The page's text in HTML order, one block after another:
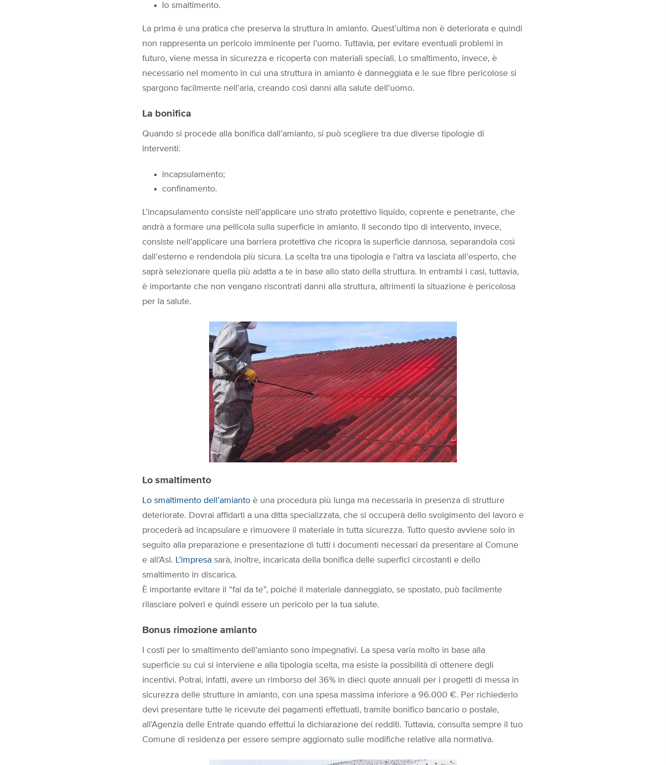
lo smaltimento.
La prima è una pratica che preserva la struttura in amianto. Quest’ultima non è deteriorata e quindi
non rappresenta un pericolo imminente per l’uomo. Tuttavia, per evitare eventuali problemi in
futuro, viene messa in sicurezza e ricoperta con materiali speciali. Lo smaltimento, invece, è
necessario nel momento in cui una struttura in amianto è danneggiata e le sue fibre pericolose si
spargono facilmente nell’aria, creando così danni alla salute dell’uomo.
La bonifica
Quando si procede alla bonifica dall’amianto, si può scegliere tra due diverse tipologie di
interventi:
incapsulamento;
confinamento.
L’incapsulamento consiste nell’applicare uno strato protettivo liquido, coprente e penetrante, che
andrà a formare una pellicola sulla superficie in amianto. Il secondo tipo di intervento, invece,
consiste nell’applicare una barriera protettiva che ricopra la superficie dannosa, separandola così
dall’esterno e rendendola più sicura. La scelta tra una tipologia e l’altra va lasciata all’esperto, che
saprà selezionare quella più adatta a te in base allo stato della struttura. In entrambi i casi, tuttavia,
è importante che non vengano riscontrati danni alla struttura, altrimenti la situazione è pericolosa
per la salute.
Lo smaltimento
Lo smaltimento dell’amianto è una procedura più lunga ma necessaria in presenza di strutture
deteriorate. Dovrai affidarti a una ditta specializzata, che si occuperà dello svolgimento del lavoro e
procederà ad incapsulare e rimuovere il materiale in tutta sicurezza. Tutto questo avviene solo in
seguito alla preparazione e presentazione di tutti i documenti necessari da presentare al Comune
e all’Asl. L’impresa sarà, inoltre, incaricata della bonifica delle superfici circostanti e dello
smaltimento in discarica.
È importante evitare il “fai da te”, poiché il materiale danneggiato, se spostato, può facilmente
rilasciare polveri e quindi essere un pericolo per la tua salute.
Bonus rimozione amianto
I costi per lo smaltimento dell’amianto sono impegnativi. La spesa varia molto in base alla
superficie su cui si interviene e alla tipologia scelta, ma esiste la possibilità di ottenere degli
incentivi. Potrai, infatti, avere un rimborso del 36% in dieci quote annuali per i progetti di messa in
sicurezza delle strutture in amianto, con una spesa massima inferiore a 96.000 €. Per richiederlo
devi presentare tutte le ricevute dei pagamenti effettuati, tramite bonifico bancario o postale,
all’Agenzia delle Entrate quando effettui la dichiarazione dei redditi. Tuttavia, consulta sempre il tuo
Comune di residenza per essere sempre aggiornato sulle modifiche relative alla normativa.